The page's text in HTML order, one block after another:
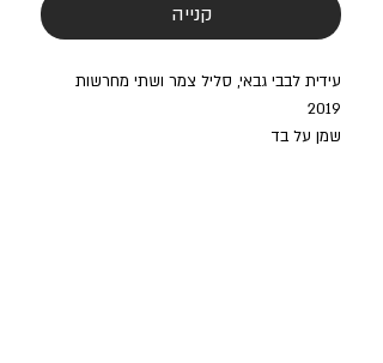
קנייה
עידית לבבי גבאי, סליל צמר ושתי מחרשות
2019
שמן על בד